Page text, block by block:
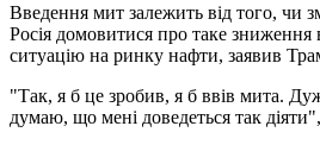
Введення мит залежить від того, чи
Росія домовитися про таке зниження
ситуацію на ринку нафти, заявив
"Так, я б це зробив, я б ввів мита.
думаю, що мені доведеться так